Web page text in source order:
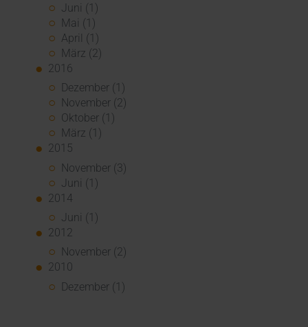
Juni (1)
Mai (1)
April (1)
März (2)
2016
Dezember (1)
November (2)
Oktober (1)
März (1)
2015
November (3)
Juni (1)
2014
Juni (1)
2012
November (2)
2010
Dezember (1)